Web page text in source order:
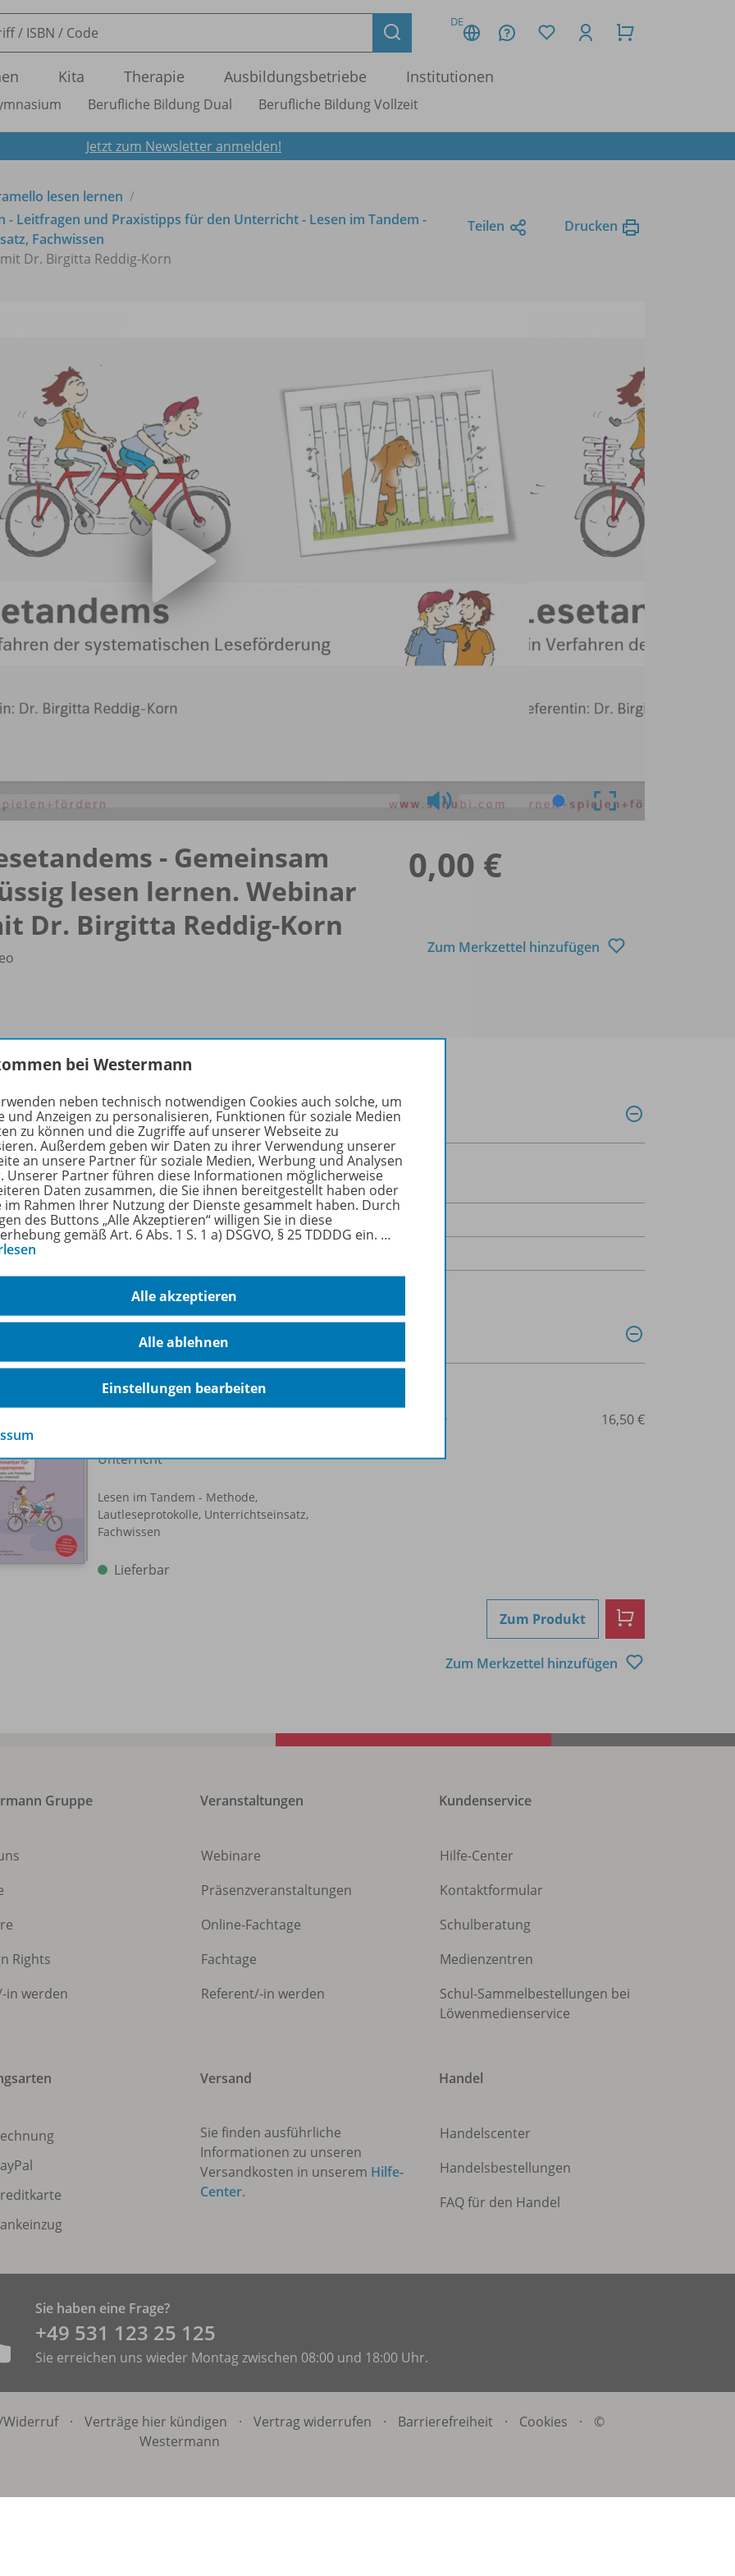
DE
Kita Therapie Ausbildungsbetriebe Institutionen
Berufliche Bildung Dual Berufliche Bildung Vollzeit
Jetzt zum Newsletter anmelden!
lesen lernen
Leitfragen und Praxistipps für den Unterricht - Lesen im Tandem -
Fachwissen
Dr. Birgitta Reddig-Korn
Teilen Drucken
- Gemeinsam
lesen lernen. Webinar
Dr. Birgitta Reddig-Korn
0,00 €
Zum Merkzettel hinzufügen
Deutsch
1. Schuljahr bis 4. Schuljahr
zu folgenden Werken
Lesetandems - Kommentar für
Unterricht
Lesen im Tandem - Methode,
Lautleseprotokolle, Unterrichtseinsatz,
Fachwissen
Lieferbar
978-3-03976-199-9 16,50 €
Zum Produkt
Zum Merkzettel hinzufügen
Gruppe
Rights
-in werden
Veranstaltungen
Webinare
Präsenzveranstaltungen
Online-Fachtage
Fachtage
Referent/-in werden
Kundenservice
Hilfe-Center
Kontaktformular
Schulberatung
Medienzentren
Schul-Sammelbestellungen bei
Löwenmedienservice
Versand
Sie finden ausführliche
Informationen zu unseren
Versandkosten in unserem Hilfe-
Center.
Handel
Handelscenter
Handelsbestellungen
FAQ für den Handel
Sie haben eine Frage?
+49 531 ­123 25 125
Sie erreichen uns wieder Montag zwischen 08:00 und 18:00 Uhr.
Widerruf · Verträge hier kündigen · Vertrag widerrufen · Barrierefreiheit · Cookies ·
©
Westermann
bei Westermann
neben technisch notwendigen Cookies auch solche, um
und Anzeigen zu personalisieren, Funktionen für soziale Medien
zu können und die Zugriffe auf unserer Webseite zu
Außerdem geben wir Daten zu ihrer Verwendung unserer
an unsere Partner für soziale Medien, Werbung und Analysen
Unserer Partner führen diese Informationen möglicherweise
Daten zusammen, die Sie ihnen bereitgestellt haben oder
im Rahmen Ihrer Nutzung der Dienste gesammelt haben. Durch
des Buttons „Alle Akzeptieren“ willigen Sie in diese
gemäß Art. 6 Abs. 1 S. 1 a) DSGVO, § 25 TDDDG ein. …
Alle akzeptieren
Alle ablehnen
Einstellungen bearbeiten